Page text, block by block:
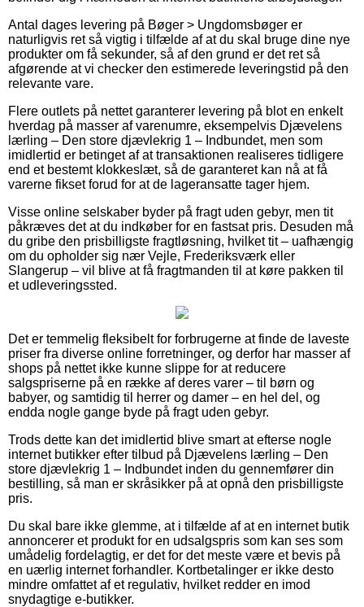
Antal dages levering på Bøger > Ungdomsbøger er
naturligvis ret så vigtig i tilfælde af at du skal bruge dine nye
produkter om få sekunder, så af den grund er det ret så
afgørende at vi checker den estimerede leveringstid på den
relevante vare.
Flere outlets på nettet garanterer levering på blot en enkelt
hverdag på masser af varenumre, eksempelvis Djævelens
lærling – Den store djævlekrig 1 – Indbundet, men som
imidlertid er betinget af at transaktionen realiseres tidligere
end et bestemt klokkeslæt, så de garanteret kan nå at få
varerne fikset forud for at de lageransatte tager hjem.
Visse online selskaber byder på fragt uden gebyr, men tit
påkræves det at du indkøber for en fastsat pris. Desuden må
du gribe den prisbilligste fragtløsning, hvilket tit – uafhængig
om du opholder sig nær Vejle, Frederiksværk eller
Slangerup – vil blive at få fragtmanden til at køre pakken til
et udleveringssted.
Det er temmelig fleksibelt for forbrugerne at finde de laveste
priser fra diverse online forretninger, og derfor har masser af
shops på nettet ikke kunne slippe for at reducere
salgspriserne på en række af deres varer – til børn og
babyer, og samtidig til herrer og damer – en hel del, og
endda nogle gange byde på fragt uden gebyr.
Trods dette kan det imidlertid blive smart at efterse nogle
internet butikker efter tilbud på Djævelens lærling – Den
store djævlekrig 1 – Indbundet inden du gennemfører din
bestilling, så man er skråsikker på at opnå den prisbilligste
pris.
Du skal bare ikke glemme, at i tilfælde af at en internet butik
annoncerer et produkt for en udsalgspris som kan ses som
umådelig fordelagtig, er det for det meste være et bevis på
en uærlig internet forhandler. Kortbetalinger er ikke desto
mindre omfattet af et regulativ, hvilket redder en imod
snydagtige e-butikker.